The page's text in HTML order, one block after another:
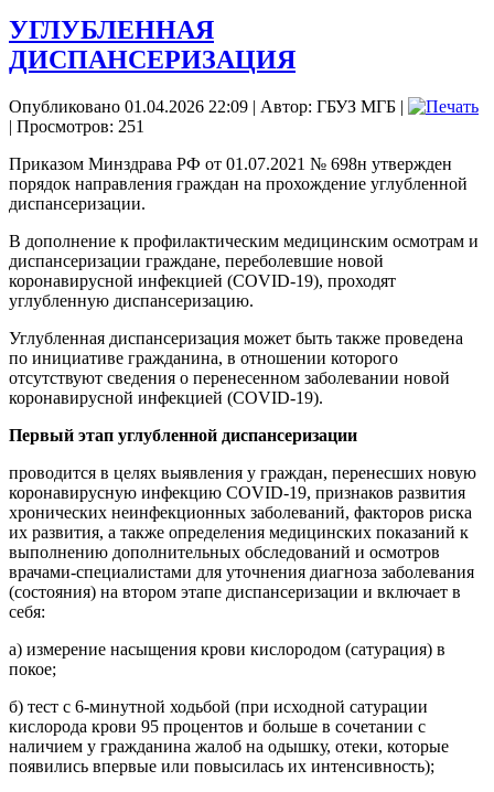
УГЛУБЛЕННАЯ
ДИСПАНСЕРИЗАЦИЯ
Опубликовано 01.04.2026 22:09 | Автор: ГБУЗ МГБ |
| Просмотров: 251
Приказом Минздрава РФ от 01.07.2021 № 698н утвержден
порядок направления граждан на прохождение углубленной
диспансеризации.
В дополнение к профилактическим медицинским осмотрам и
диспансеризации граждане, переболевшие новой
коронавирусной инфекцией (COVID-19), проходят
углубленную диспансеризацию.
Углубленная диспансеризация может быть также проведена
по инициативе гражданина, в отношении которого
отсутствуют сведения о перенесенном заболевании новой
коронавирусной инфекцией (COVID-19).
Первый этап углубленной диспансеризации
проводится в целях выявления у граждан, перенесших новую
коронавирусную инфекцию COVID-19, признаков развития
хронических неинфекционных заболеваний, факторов риска
их развития, а также определения медицинских показаний к
выполнению дополнительных обследований и осмотров
врачами-специалистами для уточнения диагноза заболевания
(состояния) на втором этапе диспансеризации и включает в
себя:
а) измерение насыщения крови кислородом (сатурация) в
покое;
б) тест с 6-минутной ходьбой (при исходной сатурации
кислорода крови 95 процентов и больше в сочетании с
наличием у гражданина жалоб на одышку, отеки, которые
появились впервые или повысилась их интенсивность);